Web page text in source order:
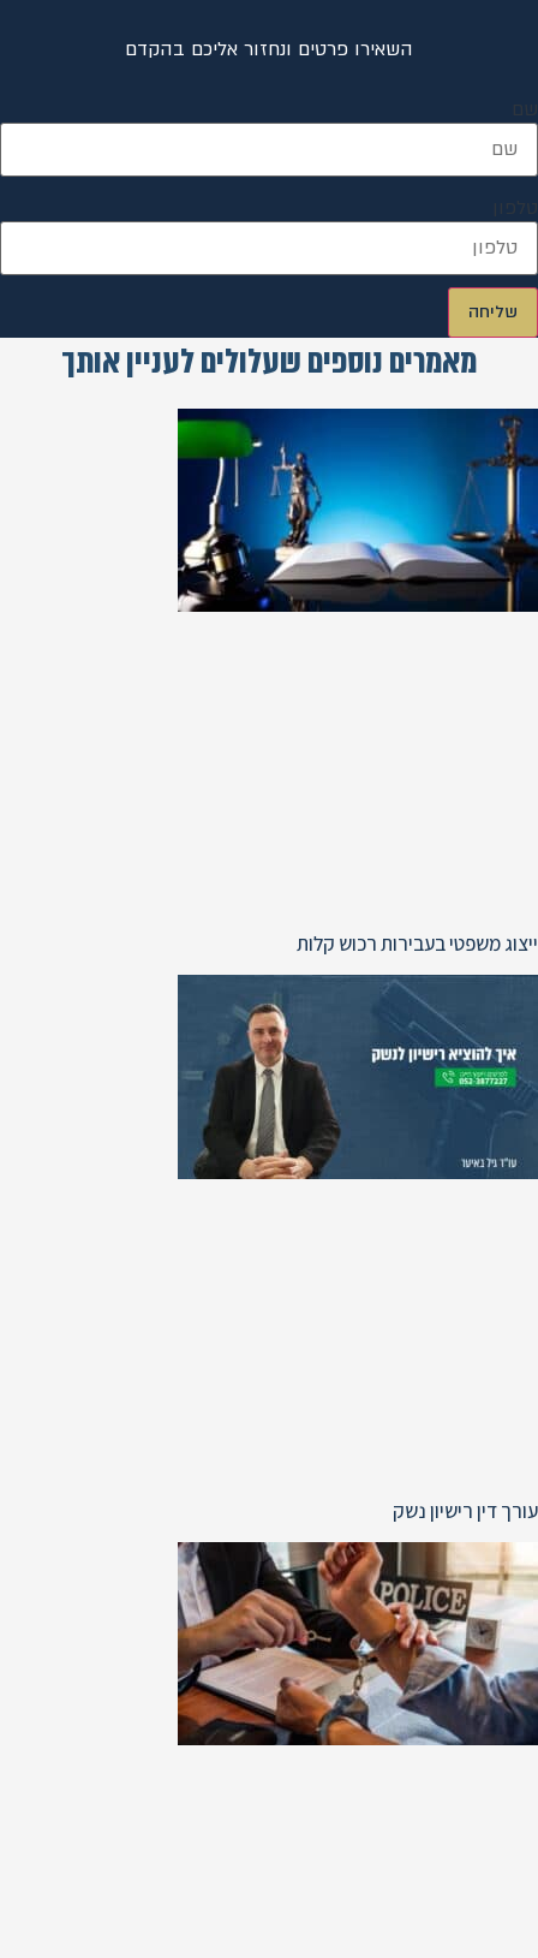
השאירו פרטים ונחזור אליכם בהקדם
שם
טלפון
שליחה
מאמרים נוספים שעלולים לעניין אותך
ייצוג משפטי בעבירות רכוש קלות
עורך דין רישיון נשק